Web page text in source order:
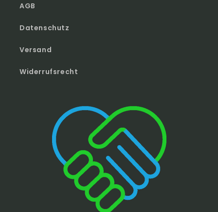
AGB
Datenschutz
Versand
Widerrufsrecht